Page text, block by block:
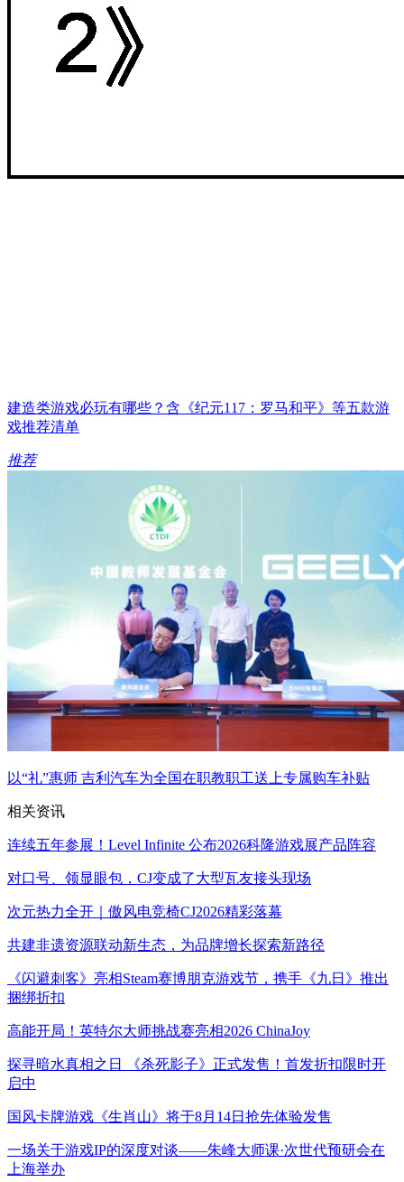
建造类游戏必玩有哪些？含《纪元117：罗马和平》等五款游
戏推荐清单
推荐
以“礼”惠师 吉利汽车为全国在职教职工送上专属购车补贴
相关资讯
连续五年参展！Level Infinite 公布2026科隆游戏展产品阵容
对口号、领显眼包，CJ变成了大型瓦友接头现场
次元热力全开｜傲风电竞椅CJ2026精彩落幕
共建非遗资源联动新生态，为品牌增长探索新路径
《闪避刺客》亮相Steam赛博朋克游戏节，携手《九日》推出
捆绑折扣
高能开局！英特尔大师挑战赛亮相2026 ChinaJoy
探寻暗水真相之日 《杀死影子》正式发售！首发折扣限时开
启中
国风卡牌游戏《生肖山》将于8月14日抢先体验发售
一场关于游戏IP的深度对谈——朱峰大师课·次世代预研会在
上海举办